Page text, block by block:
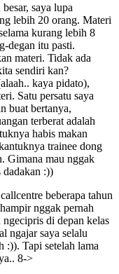
saya lupa
lebih 20 orang. Materi
kurang lebih 8
degan itu pasti.
materi. Tidak ada
sendiri kan?
kaya pidato),
Satu persatu saya
buat bertanya,
terberat adalah
habis makan
trainee dong
Gimana mau nggak
dadakan :))
beberapa tahun
nggak pernah
di depan kelas
ngajar saya selalu
:)). Tapi setelah lama
8->